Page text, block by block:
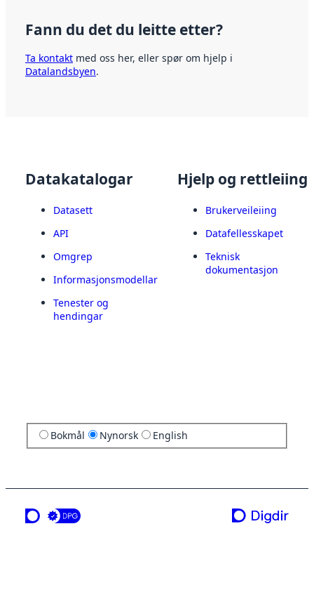
Fann du det du leitte etter?
Ta kontakt med oss her, eller spør om hjelp i
Datalandsbyen.
Datakatalogar
Datasett
API
Omgrep
Informasjonsmodellar
Tenester og
hendingar
Hjelp og rettleiing
Brukerveileiing
Datafellesskapet
Teknisk
dokumentasjon
Bokmål Nynorsk English